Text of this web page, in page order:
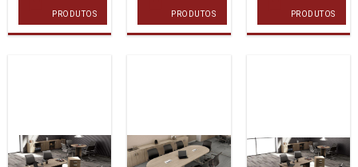
PRODUTOS PRODUTOS PRODUTOS